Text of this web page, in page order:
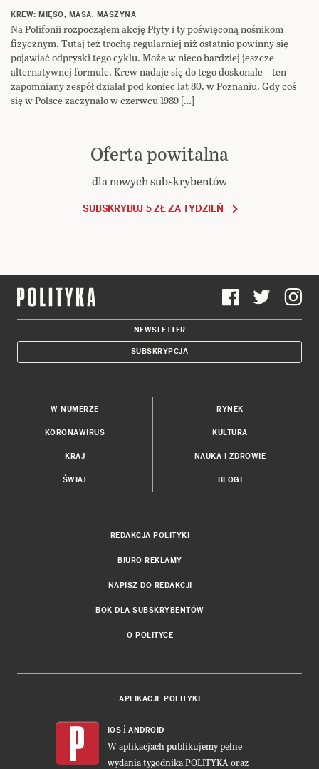
KREW: MIĘSO, MASA, MASZYNA
Na Polifonii rozpocząłem akcję Płyty i ty poświęconą nośnikom
fizycznym. Tutaj też trochę regularniej niż ostatnio powinny się
pojawiać odpryski tego cyklu. Może w nieco bardziej jeszcze
alternatywnej formule. Krew nadaje się do tego doskonale – ten
zapomniany zespół działał pod koniec lat 80. w Poznaniu. Gdy coś
się w Polsce zaczynało w czerwcu 1989 […]
Oferta powitalna
dla nowych subskrybentów
SUBSKRYBUJ 5 ZŁ ZA TYDZIEŃ
NEWSLETTER
SUBSKRYPCJA
W NUMERZE
KORONAWIRUS
KRAJ
ŚWIAT
RYNEK
KULTURA
NAUKA I ZDROWIE
BLOGI
REDAKCJA POLITYKI
BIURO REKLAMY
NAPISZ DO REDAKCJI
BOK DLA SUBSKRYBENTÓW
O POLITYCE
APLIKACJE POLITYKI
IOS i ANDROID
W aplikacjach publikujemy pełne
wydania tygodnika POLITYKA oraz